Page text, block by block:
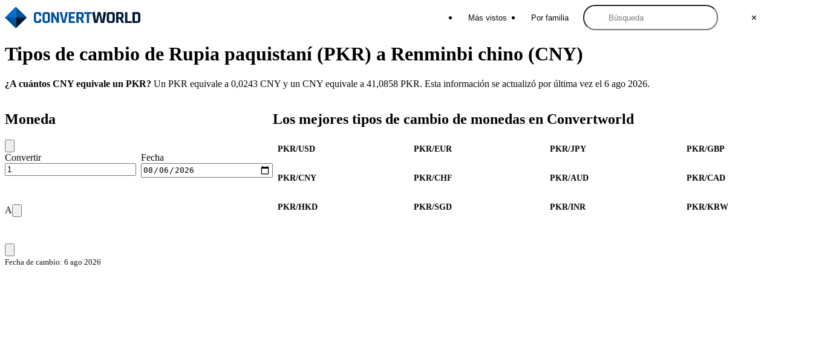
✕
Más vistos Por familia
Tipos de cambio de Rupia paquistaní (PKR) a Renminbi chino (CNY)
¿A cuántos CNY equivale un PKR? Un PKR equivale a 0,0243 CNY y un CNY equivale a 41,0858 PKR. Esta información se actualizó por última vez el 6 ago 2026.
Moneda
Convertir Fecha
A
Fecha de cambio: 6 ago 2026
Los mejores tipos de cambio de monedas en Convertworld
PKR/USD PKR/EUR PKR/JPY PKR/GBP
PKR/CNY PKR/CHF PKR/AUD PKR/CAD
PKR/HKD PKR/SGD PKR/INR PKR/KRW